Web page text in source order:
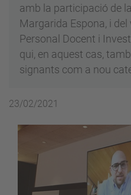
amb la participació de
Margarida Espona, i
Personal Docent i
qui, en aquest cas,
signants com a nou
23/02/2021